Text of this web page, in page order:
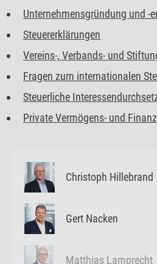
Unternehmensgründung und -
Steuererklärungen
Vereins-, Verbands- und
Fragen zum internationalen
Steuerliche
Private Vermögens- und
Christoph Hillebrand
Gert Nacken
Matthias Lamprecht